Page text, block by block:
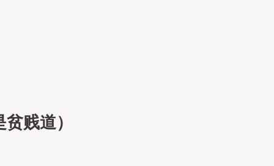
贱道）